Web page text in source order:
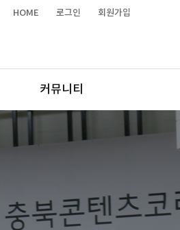
HOME 로그인 회원가입
커뮤니티